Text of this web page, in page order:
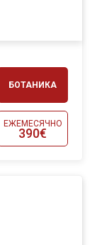
БОТАНИКА
ЕЖЕМЕСЯЧНО
390€